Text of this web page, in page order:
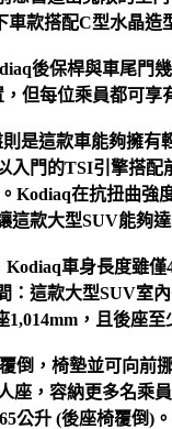
車款搭配C型水晶造
後保桿與車尾門
但每位乘員都可享
是這款車能夠擁
入門的TSI引擎搭
Kodiaq在抗扭曲
這款大型SUV能夠
車身長度雖
這款大型SUV室
1,014mm，且後座
倒，椅墊並可向前
座，容納更多名乘
公升 (後座椅覆倒)